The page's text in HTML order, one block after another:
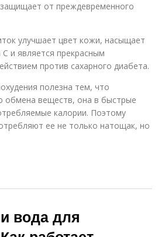
от преждевременного
улучшает цвет кожи, насыщает
и является прекрасным
против сахарного диабета.
полезна тем, что
обмена веществ, она в быстрые
калории. Поэтому
ее не только натощак, но
вода для